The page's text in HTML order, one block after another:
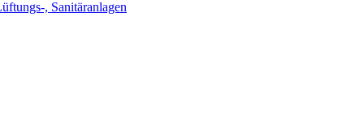
, Sanitäranlagen